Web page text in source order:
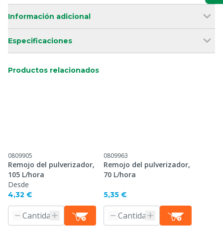
Información adicional
Especificaciones
Productos relacionados
0809905
Remojo del pulverizador,
105 L/hora
Desde
4,32 €
0809963
Remojo del pulverizador,
70 L/hora
5,35 €